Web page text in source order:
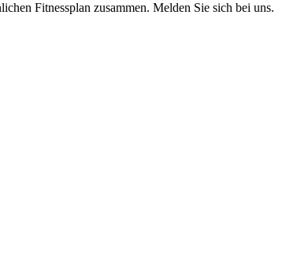
Fitnessplan zusammen. Melden Sie sich bei uns.